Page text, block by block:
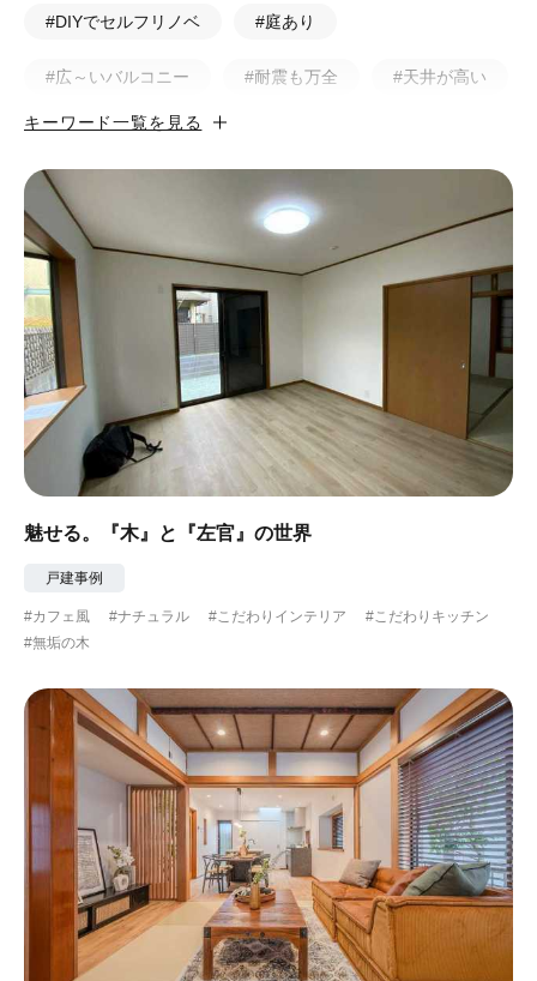
#DIYでセルフリノベ #庭あり
#広～いバルコニー #耐震も万全 #天井が高い
#カフェ風 #昭和レトロ
#ナチュラル #アジアンテイスト
#アンティーク調 #ハンモック
#コンクリート壁 #ガラスブロック #土間あり
#こだわりインテリア
#自転車収納 #作り付けの家具 #あえて古材
#黒板 #無垢の木 #タイル #壁一面本棚
#ふたり暮らし
#スローライフ #自宅で仕事 #ペットと暮らす
#眺望最高 #水辺の住まい #緑がいっぱい
#300万円以下
キーワード一覧を見る
魅せる。『木』と『左官』の世界
戸建事例
#カフェ風 #ナチュラル #こだわりインテリア
#こだわりキッチン
#無垢の木